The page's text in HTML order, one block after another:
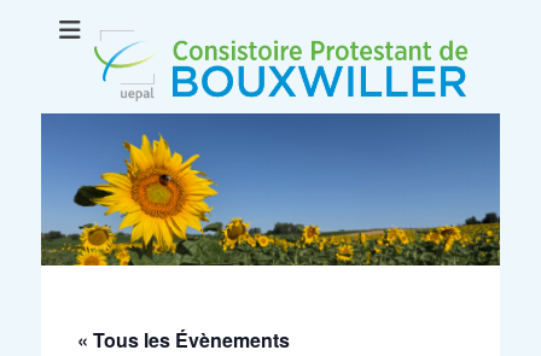
Consistoire
protestant de
Bouxwiller
Le site internet du consistoire de Bouxwiller
« Tous les Évènements